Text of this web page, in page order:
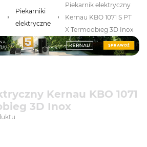
Piekarniki
elektryczne
Piekarnik elektryczny
Kernau KBO 1071 S PT
X Termoobieg 3D Inox
Kernau KBO 1071
3D Inox